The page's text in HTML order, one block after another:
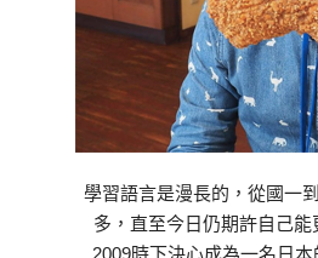
學習語言是漫長的，從國一
多，直至今日仍期許自己能
2009時下決心成為一名日